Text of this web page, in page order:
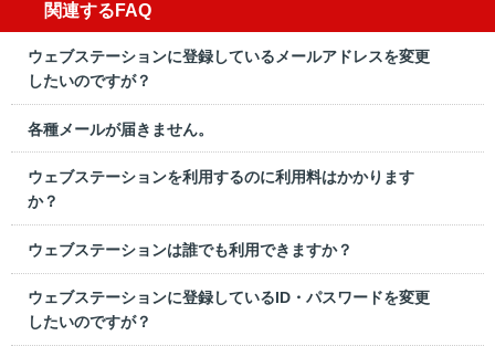
関連するFAQ
ウェブステーションに登録しているメールアドレスを変更
したいのですが？
各種メールが届きません。
ウェブステーションを利用するのに利用料はかかります
か？
ウェブステーションは誰でも利用できますか？
ウェブステーションに登録しているID・パスワードを変更
したいのですが？